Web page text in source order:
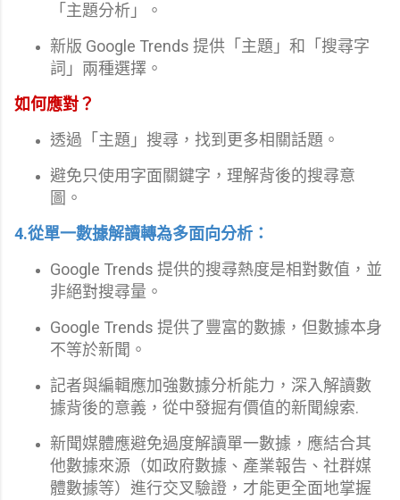
「主題分析」。
新版 Google Trends 提供「主題」和「搜尋字
詞」兩種選擇。
如何應對？
透過「主題」搜尋，找到更多相關話題。
避免只使用字面關鍵字，理解背後的搜尋意
圖。
4.從單一數據解讀轉為多面向分析：
Google Trends 提供的搜尋熱度是相對數值，並
非絕對搜尋量。
Google Trends 提供了豐富的數據，但數據本身
不等於新聞。
記者與編輯應加強數據分析能力，深入解讀數
據背後的意義，從中發掘有價值的新聞線索.
新聞媒體應避免過度解讀單一數據，應結合其
他數據來源（如政府數據、產業報告、社群媒
體數據等）進行交叉驗證，才能更全面地掌握